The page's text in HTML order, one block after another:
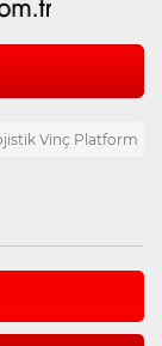
Vinç Platform